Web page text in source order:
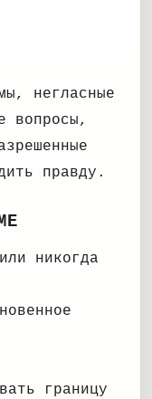
негласные
вопросы,
правду.
никогда
границу